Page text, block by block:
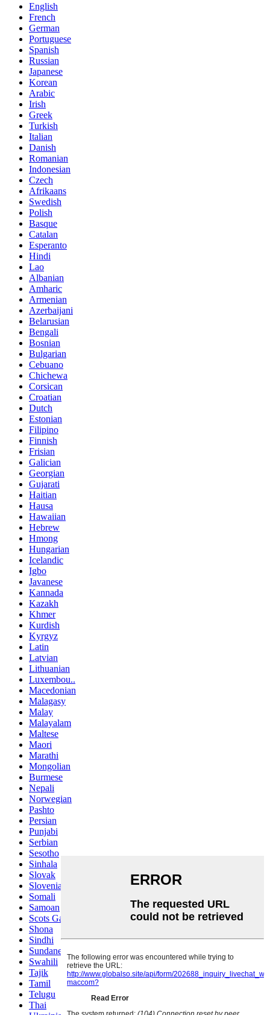
English
French
German
Portuguese
Spanish
Russian
Japanese
Korean
Arabic
Irish
Greek
Turkish
Italian
Danish
Romanian
Indonesian
Czech
Afrikaans
Swedish
Polish
Basque
Catalan
Esperanto
Hindi
Lao
Albanian
Amharic
Armenian
Azerbaijani
Belarusian
Bengali
Bosnian
Bulgarian
Cebuano
Chichewa
Corsican
Croatian
Dutch
Estonian
Filipino
Finnish
Frisian
Galician
Georgian
Gujarati
Haitian
Hausa
Hawaiian
Hebrew
Hmong
Hungarian
Icelandic
Igbo
Javanese
Kannada
Kazakh
Khmer
Kurdish
Kyrgyz
Latin
Latvian
Lithuanian
Luxembou..
Macedonian
Malagasy
Malay
Malayalam
Maltese
Maori
Marathi
Mongolian
Burmese
Nepali
Norwegian
Pashto
Persian
Punjabi
Serbian
Sesotho
Sinhala
Slovak
Slovenian
Somali
Samoan
Scots Gaelic
Shona
Sindhi
Sundanese
Swahili
Tajik
Tamil
Telugu
Thai